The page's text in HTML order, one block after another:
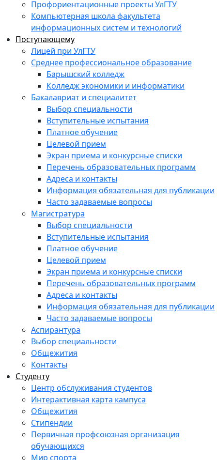
Профориентационные проекты УлГТУ
Компьютерная школа факультета
информационных систем и технологий
Поступающему
Лицей при УлГТУ
Среднее профессиональное образование
Барышский колледж
Колледж экономики и информатики
Бакалавриат и специалитет
Выбор специальности
Вступительные испытания
Платное обучение
Целевой прием
Экран приема и конкурсные списки
Перечень образовательных программ
Адреса и контакты
Информация обязательная для публикации
Часто задаваемые вопросы
Магистратура
Выбор специальности
Вступительные испытания
Платное обучение
Целевой прием
Экран приема и конкурсные списки
Перечень образовательных программ
Адреса и контакты
Информация обязательная для публикации
Часто задаваемые вопросы
Аспирантура
Выбор специальности
Общежития
Контакты
Студенту
Центр обслуживания студентов
Интерактивная карта кампуса
Общежития
Стипендии
Первичная профсоюзная организация
обучающихся
Мир спорта